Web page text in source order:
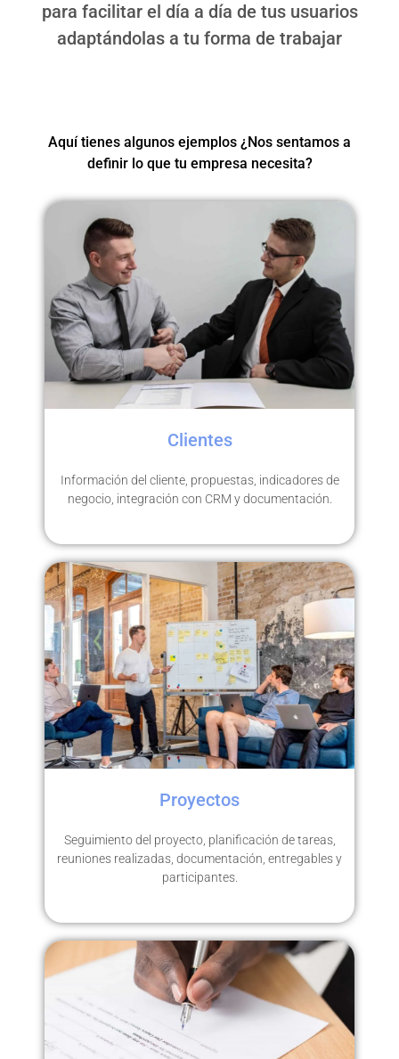
para facilitar el día a día de tus usuarios
adaptándolas a tu forma de trabajar
Aquí tienes algunos ejemplos ¿Nos sentamos a
definir lo que tu empresa necesita?
Clientes
Información del cliente, propuestas, indicadores de
negocio, integración con CRM y documentación.
Proyectos
Seguimiento del proyecto, planificación de tareas,
reuniones realizadas, documentación, entregables y
participantes.